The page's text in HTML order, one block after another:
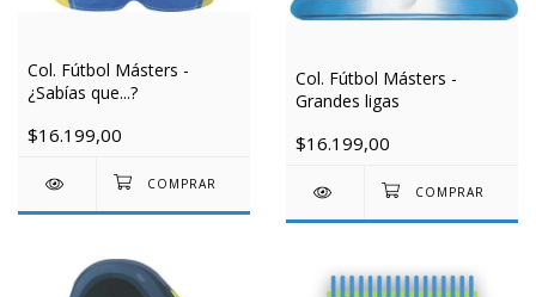
Col. Fútbol Másters -
¿Sabías que...?
$16.199,00
Col. Fútbol Másters -
Grandes ligas
$16.199,00